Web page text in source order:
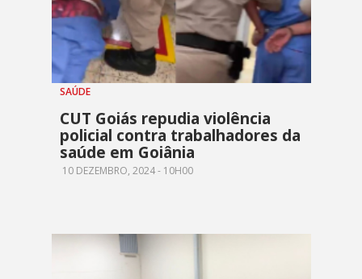
SAÚDE
CUT Goiás repudia violência
policial contra trabalhadores da
saúde em Goiânia
10 DEZEMBRO, 2024 - 10H00